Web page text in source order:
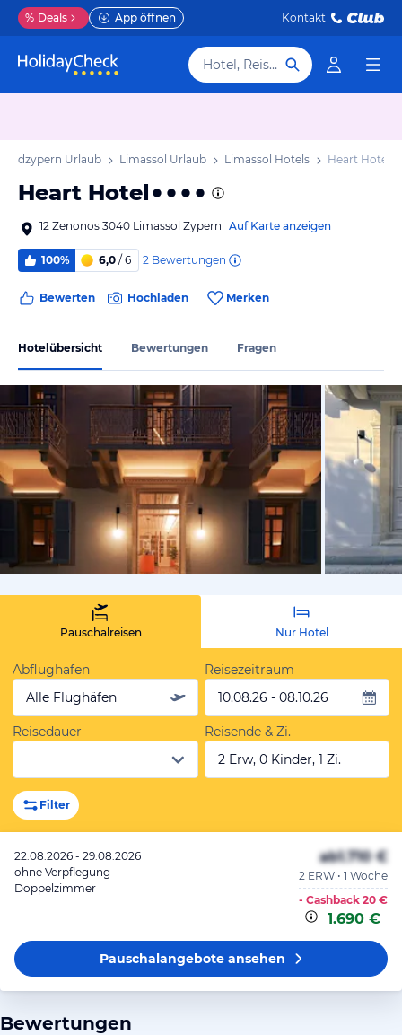
% Deals App öffnen Kontakt
Hotel, Reiseziel
Südzypern Urlaub Limassol Urlaub Limassol Hotels Heart Hotel
Heart Hotel
12 Zenonos 3040 Limassol Zypern Auf Karte anzeigen
100% 6,0 / 6 2 Bewertungen
Bewerten Hochladen Merken
Hotelübersicht Bewertungen Fragen
von
Pauschalreisen Nur Hotel
Abflughafen
Alle Flughäfen
Reisezeitraum
10.08.26 - 08.10.26
Reisedauer
Reisende & Zi.
2 Erw, 0 Kinder, 1 Zi.
Filter
22.08.2026 - 29.08.2026
ohne Verpflegung
Doppelzimmer
ab1.710 €
2 ERW • 1 Woche
- Cashback 20 €
1.690 €
Pauschalangeboteansehen
Bewertungen